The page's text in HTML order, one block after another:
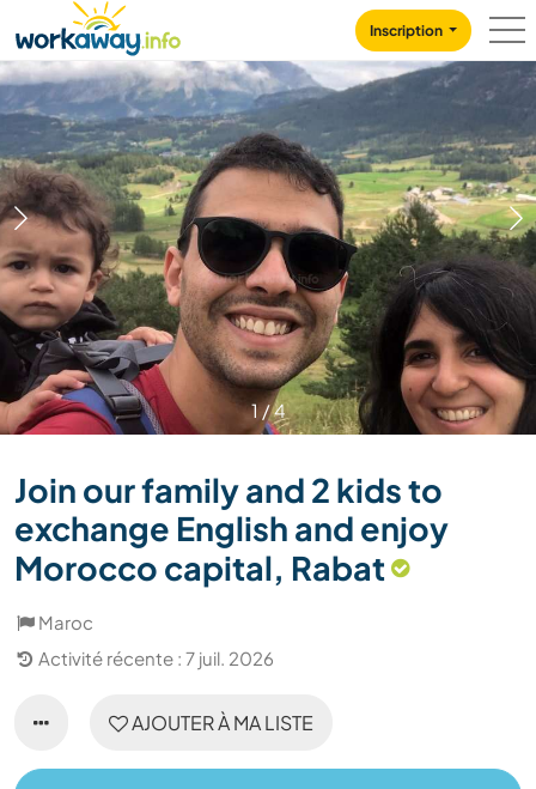
CONTENT
MAIN NAVIGATION
Inscription
1/4
Join our family and 2 kids to
exchange English and enjoy
Morocco capital, Rabat
Maroc
Activité récente : 7 juil. 2026
AJOUTER À MA LISTE